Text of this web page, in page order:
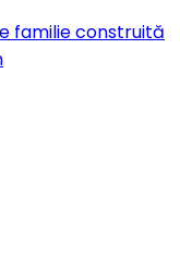
familie construită